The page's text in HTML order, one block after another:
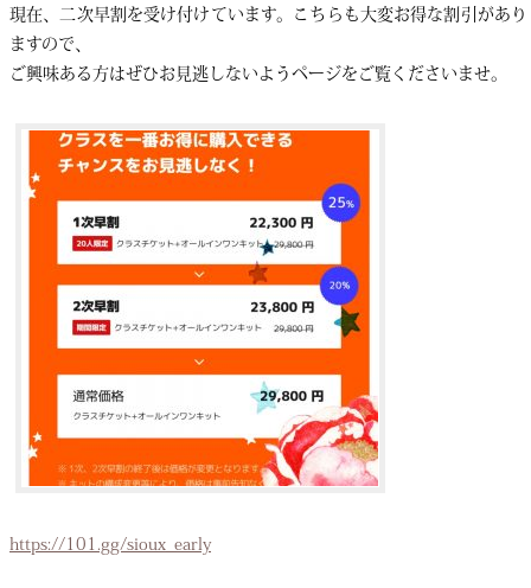
現在、二次早割を受け付けています。こちらも大変お得な割引があり
ますので、
ご興味ある方はぜひお見逃しないようページをご覧くださいませ。
https://101.gg/sioux_early